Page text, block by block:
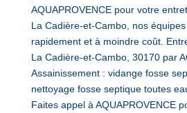
AQUAPROVENCE pour votre
La Cadière-et-Cambo, nos
rapidement et à moindre coût.
La Cadière-et-Cambo, 30170 par
Assainissement : vidange fosse
nettoyage fosse septique toutes
Faites appel à AQUAPROVENCE